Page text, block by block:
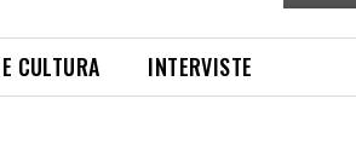
CULTURA INTERVISTE